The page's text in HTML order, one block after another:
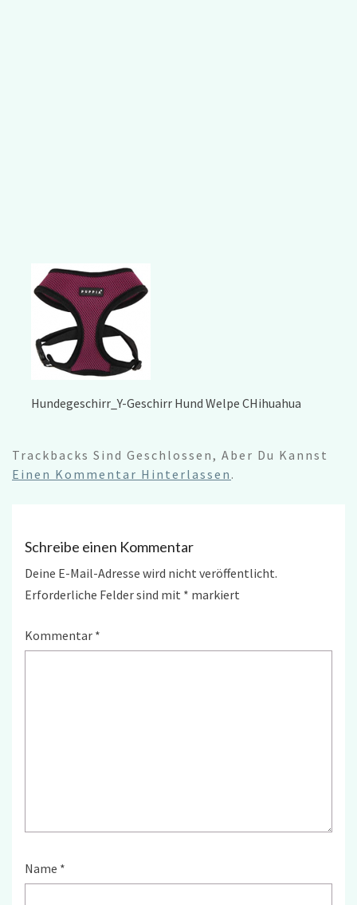
Hundegeschirr_Y-Geschirr Hund Welpe CHihuahua
Trackbacks Sind Geschlossen, Aber Du Kannst
Einen Kommentar Hinterlassen .
Schreibe einen Kommentar
Deine E-Mail-Adresse wird nicht veröffentlicht.
Erforderliche Felder sind mit * markiert
Kommentar *
Name *